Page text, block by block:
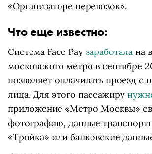
«Организаторе перевозок».
Что еще известно:
Система Face Pay заработала на
московского метро в сентябре
позволяет оплачивать проезд с
лица. Для этого пассажиру
приложение «Метро Москвы»
фотографию, данные
«Тройка» или банковские